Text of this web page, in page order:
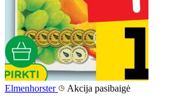
Elmenhorster Akcija pasibaigė